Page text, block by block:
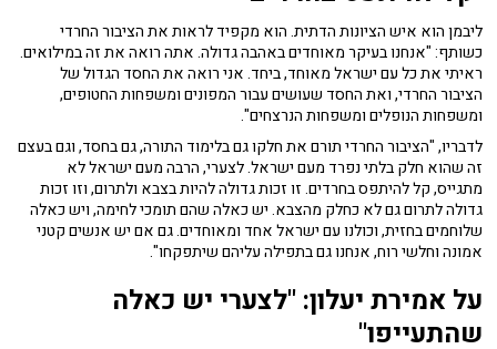
ליבמן הוא איש הציונות הדתית. הוא מקפיד לראות את הציבור החרדי
כשותף: "אנחנו בעיקר מאוחדים באהבה גדולה. אתה רואה את זה במילואים.
ראיתי את כל עם ישראל מאוחד, ביחד. אני רואה את החסד הגדול של
הציבור החרדי, ואת החסד שעושים עבור המפונים ומשפחות החטופים,
ומשפחות הנופלים ומשפחות הנרצחים".
לדבריו, "הציבור החרדי תורם את חלקו גם בלימוד התורה, גם בחסד, וגם בעצם
זה שהוא חלק בלתי נפרד מעם ישראל. לצערי, הרבה מעם ישראל לא
מתגייס, קל להיתפס בחרדים. זו זכות גדולה להיות בצבא ולתרום, וזו זכות
גדולה לתרום גם לא כחלק מהצבא. יש כאלה שהם תומכי לחימה, ויש כאלה
שלוחמים בחזית, וכולנו עם ישראל אחד ומאוחדים. גם אם יש אנשים קטני
אמונה וחלשי רוח, אנחנו גם בתפילה עליהם שיתפקחו".
על אמירת יעלון: "לצערי יש כאלה
שהתעייפו"